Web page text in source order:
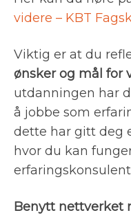
videre – KBT
Viktig er at du
ønsker og mål for
utdanningen har
å jobbe som
dette har gitt deg
hvor du kan
Benytt nettverket